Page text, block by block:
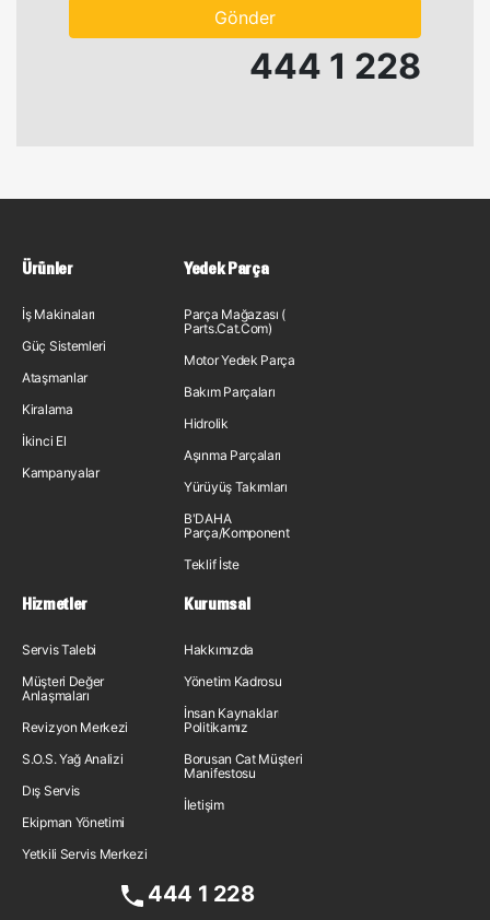
Gönder
444 1 228
Ürünler
İş Makinaları
Güç Sistemleri
Ataşmanlar
Kiralama
İkinci El
Kampanyalar
Yedek Parça
Parça Mağazası (
Parts.Cat.Com)
Motor Yedek Parça
Bakım Parçaları
Hidrolik
Aşınma Parçaları
Yürüyüş Takımları
B'DAHA
Parça/Komponent
Teklif İste
Hizmetler
Servis Talebi
Müşteri Değer
Anlaşmaları
Revizyon Merkezi
S.O.S. Yağ Analizi
Dış Servis
Ekipman Yönetimi
Yetkili Servis Merkezi
Kurumsal
Hakkımızda
Yönetim Kadrosu
İnsan Kaynakları
Politikamız
Borusan Cat Müşteri
Manifestosu
İletişim
444 1 228